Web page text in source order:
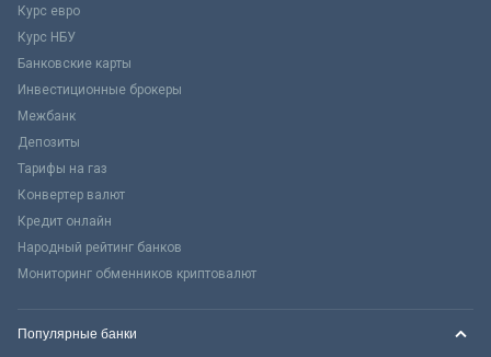
Курс евро
Курс НБУ
Банковские карты
Инвестиционные брокеры
Межбанк
Депозиты
Тарифы на газ
Конвертер валют
Кредит онлайн
Народный рейтинг банков
Мониторинг обменников криптовалют
Популярные банки